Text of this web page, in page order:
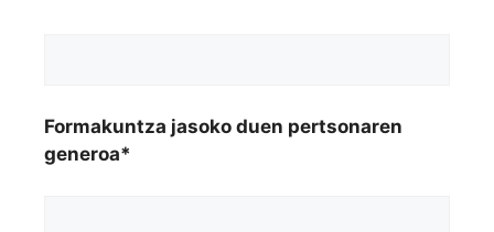
Formakuntza jasoko duen pertsonaren
generoa*